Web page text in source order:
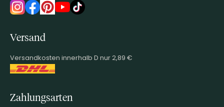
Versand
Versandkosten innerhalb D nur 2,89 €
Zahlungsarten